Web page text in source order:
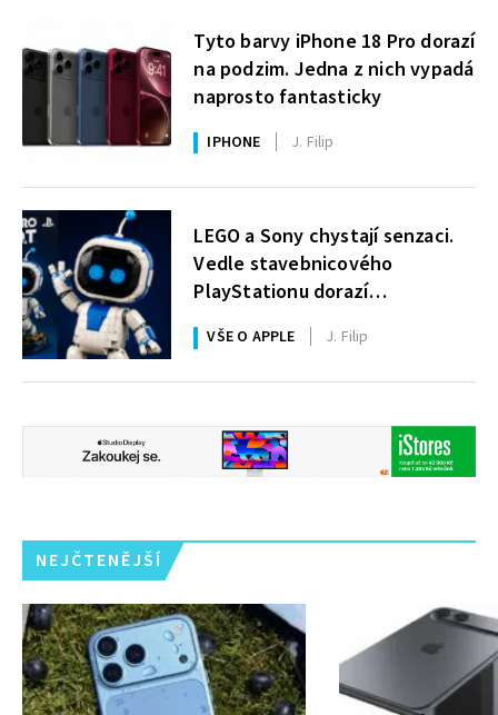
Tyto barvy iPhone 18 Pro dorazí
na podzim. Jedna z nich vypadá
naprosto fantasticky
IPHONE J. Filip
LEGO a Sony chystají senzaci.
Vedle stavebnicového
PlayStationu dorazí
i legendární Astro Bot a bude
zdarma
VŠE O APPLE J. Filip
NEJČTENĚJŠÍ